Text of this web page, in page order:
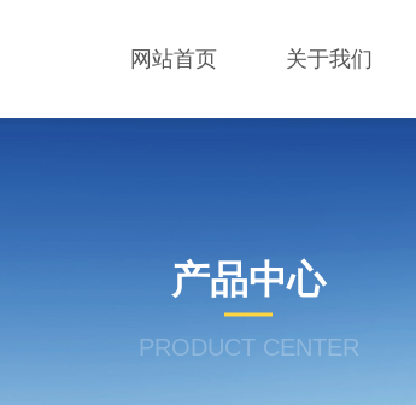
网站首页 关于我们
产品中心
PRODUCT CENTER